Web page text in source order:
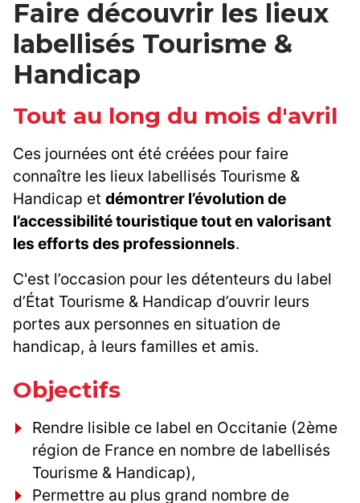
Faire découvrir les lieux
labellisés Tourisme &
Handicap
Tout au long du mois d'avril
Ces journées ont été créées pour faire
connaître les lieux labellisés Tourisme &
Handicap et démontrer l’évolution de
l’accessibilité touristique tout en valorisant
les efforts des professionnels.
C'est l’occasion pour les détenteurs du label
d’État Tourisme & Handicap d’ouvrir leurs
portes aux personnes en situation de
handicap, à leurs familles et amis.
Objectifs
Rendre lisible ce label en Occitanie (2ème
région de France en nombre de labellisés
Tourisme & Handicap),
Permettre au plus grand nombre de